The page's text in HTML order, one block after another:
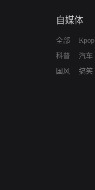
自媒体
全部
科普
国风
Kpop
汽车
搞笑